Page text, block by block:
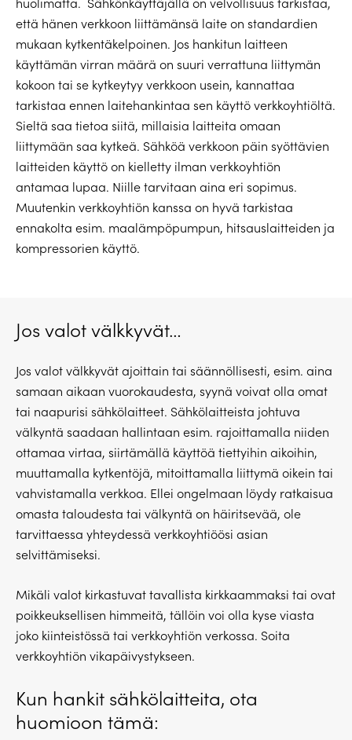
että hänen verkkoon liittämänsä laite on standardien
mukaan kytkentäkelpoinen. Jos hankitun laitteen
käyttämän virran määrä on suuri verrattuna liittymän
kokoon tai se kytkeytyy verkkoon usein, kannattaa
tarkistaa ennen laitehankintaa sen käyttö verkkoyhtiöltä.
Sieltä saa tietoa siitä, millaisia laitteita omaan
liittymään saa kytkeä. Sähköä verkkoon päin syöttävien
laitteiden käyttö on kielletty ilman verkkoyhtiön
antamaa lupaa. Niille tarvitaan aina eri sopimus.
Muutenkin verkkoyhtiön kanssa on hyvä tarkistaa
ennakolta esim. maalämpöpumpun, hitsauslaitteiden ja
kompressorien käyttö.
Jos valot välkkyvät…
Jos valot välkkyvät ajoittain tai säännöllisesti, esim. aina
samaan aikaan vuorokaudesta, syynä voivat olla omat
tai naapurisi sähkölaitteet. Sähkölaitteista johtuva
välkyntä saadaan hallintaan esim. rajoittamalla niiden
ottamaa virtaa, siirtämällä käyttöä tiettyihin aikoihin,
muuttamalla kytkentöjä, mitoittamalla liittymä oikein tai
vahvistamalla verkkoa. Ellei ongelmaan löydy ratkaisua
omasta taloudesta tai välkyntä on häiritsevää, ole
tarvittaessa yhteydessä verkkoyhtiöösi asian
selvittämiseksi.
Mikäli valot kirkastuvat tavallista kirkkaammaksi tai ovat
poikkeuksellisen himmeitä, tällöin voi olla kyse viasta
joko kiinteistössä tai verkkoyhtiön verkossa. Soita
verkkoyhtiön vikapäivystykseen.
Kun hankit sähkölaitteita, ota
huomioon tämä: